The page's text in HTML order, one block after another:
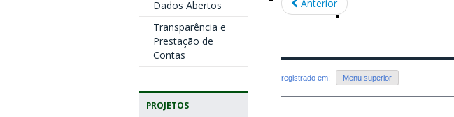
Dados Abertos
Transparência e
Prestação de
Contas
PROJETOS
Anterior
registrado em: Menu superior